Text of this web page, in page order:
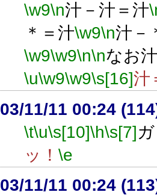
\w9\n汁－汁＝汁
＊＝汁\w9\n汁－
\w9\w9\n\nなお
\u\w9\w9\s[16]汁
03/11/11 00:24
\t\u\s[10]\h\s[7]
ッ！ \e
03/11/11 00:24